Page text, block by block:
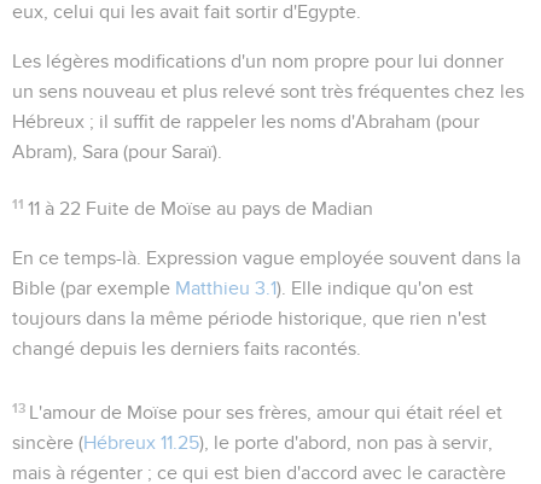
eux, celui qui les avait fait sortir d'Egypte.
Les légères modifications d'un nom propre pour lui donner
un sens nouveau et plus relevé sont très fréquentes chez les
Hébreux ; il suffit de rappeler les noms d'Abraham (pour
Abram), Sara (pour Saraï).
11 11 à 22 Fuite de Moïse au pays de Madian
En ce temps-là . Expression vague employée souvent dans la
Bible (par exemple Matthieu 3.1). Elle indique qu'on est
toujours dans la même période historique, que rien n'est
changé depuis les derniers faits racontés.
13 L'amour de Moïse pour ses frères, amour qui était réel et
sincère (Hébreux 11.25), le porte d'abord, non pas à servir,
mais à régenter ; ce qui est bien d'accord avec le caractère